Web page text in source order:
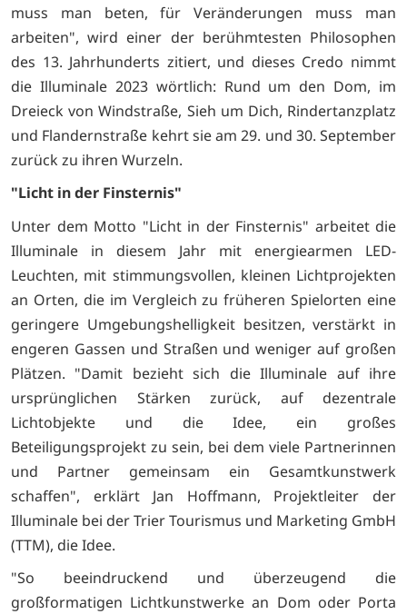
muss man beten, für Veränderungen muss man
arbeiten", wird einer der berühmtesten Philosophen
des 13. Jahrhunderts zitiert, und dieses Credo nimmt
die Illuminale 2023 wörtlich: Rund um den Dom, im
Dreieck von Windstraße, Sieh um Dich, Rindertanzplatz
und Flandernstraße kehrt sie am 29. und 30. September
zurück zu ihren Wurzeln.
"Licht in der Finsternis"
Unter dem Motto "Licht in der Finsternis" arbeitet die
Illuminale in diesem Jahr mit energiearmen LED-
Leuchten, mit stimmungsvollen, kleinen Lichtprojekten
an Orten, die im Vergleich zu früheren Spielorten eine
geringere Umgebungshelligkeit besitzen, verstärkt in
engeren Gassen und Straßen und weniger auf großen
Plätzen. "Damit bezieht sich die Illuminale auf ihre
ursprünglichen Stärken zurück, auf dezentrale
Lichtobjekte und die Idee, ein großes
Beteiligungsprojekt zu sein, bei dem viele Partnerinnen
und Partner gemeinsam ein Gesamtkunstwerk
schaffen", erklärt Jan Hoffmann, Projektleiter der
Illuminale bei der Trier Tourismus und Marketing GmbH
(TTM), die Idee.
"So beeindruckend und überzeugend die
großformatigen Lichtkunstwerke an Dom oder Porta